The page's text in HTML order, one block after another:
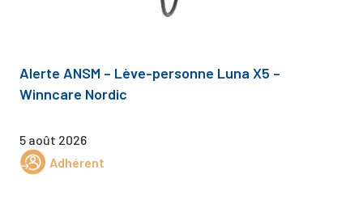
Alerte ANSM – Lève-personne Luna X5 –
Winncare Nordic
5 août 2026
Adhérent